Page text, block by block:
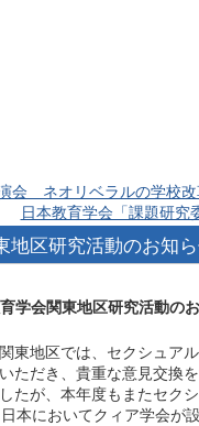
会 ネオリベラルの学校改
日本教育学会「課題研究
地区研究活動のお知
育学会関東地区研究活動
東地区では、セクシュア
ただき、貴重な意見交換
たが、本年度もまたセク
本においてクィア学会が